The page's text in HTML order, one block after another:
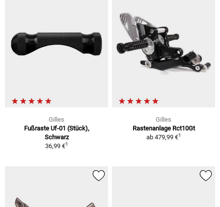
Gilles
Fußraste Uf-01 (Stück),
Schwarz
36,99 €1
Gilles
Rastenanlage Rct10Gt
ab 479,99 €1